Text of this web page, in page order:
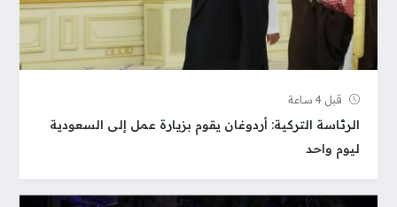
قبل 4 ساعة
الرئاسة التركية: أردوغان يقوم بزيارة عمل إلى السعودية
ليوم واحد